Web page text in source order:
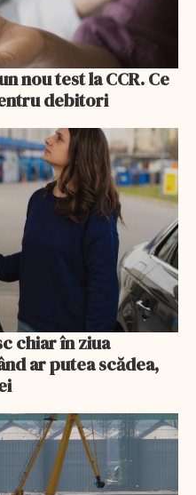
nou test la CCR. Ce
debitori
chiar în ziua
ar putea scădea,